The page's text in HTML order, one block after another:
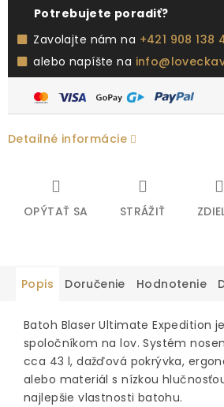
Potrebujete poradiť?
Zavolajte nám na +421 908 138
alebo napíšte na
Detailné informácie
OPÝTAŤ SA STRÁŽIŤ
Popis Doručenie Hodnotenie
Batoh Blaser Ultimate Expedition
spoločníkom na lov. Systém
cca 43 l, dažďová pokrývka,
alebo materiál s nízkou
najlepšie vlastnosti batohu.